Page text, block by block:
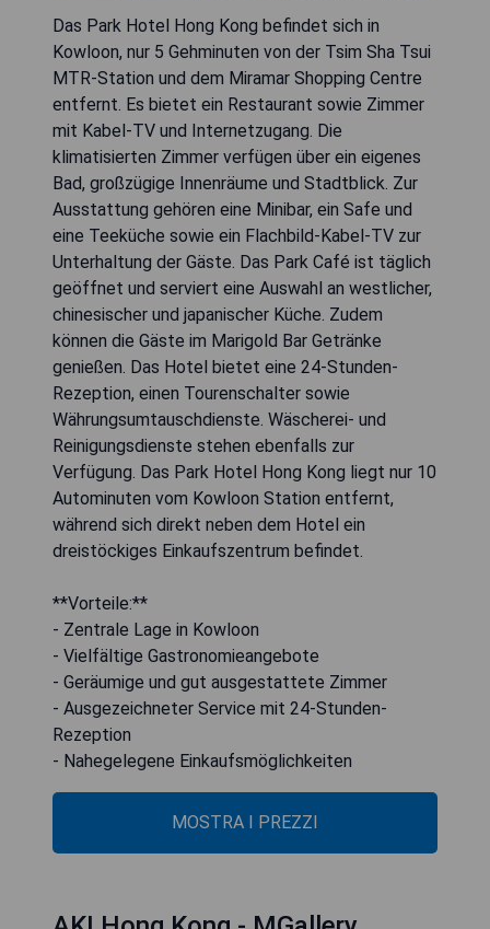
Das Park Hotel Hong Kong befindet sich in
Kowloon, nur 5 Gehminuten von der Tsim Sha Tsui
MTR-Station und dem Miramar Shopping Centre
entfernt. Es bietet ein Restaurant sowie Zimmer
mit Kabel-TV und Internetzugang. Die
klimatisierten Zimmer verfügen über ein eigenes
Bad, großzügige Innenräume und Stadtblick. Zur
Ausstattung gehören eine Minibar, ein Safe und
eine Teeküche sowie ein Flachbild-Kabel-TV zur
Unterhaltung der Gäste. Das Park Café ist täglich
geöffnet und serviert eine Auswahl an westlicher,
chinesischer und japanischer Küche. Zudem
können die Gäste im Marigold Bar Getränke
genießen. Das Hotel bietet eine 24-Stunden-
Rezeption, einen Tourenschalter sowie
Währungsumtauschdienste. Wäscherei- und
Reinigungsdienste stehen ebenfalls zur
Verfügung. Das Park Hotel Hong Kong liegt nur 10
Autominuten vom Kowloon Station entfernt,
während sich direkt neben dem Hotel ein
dreistöckiges Einkaufszentrum befindet.
**Vorteile:**
- Zentrale Lage in Kowloon
- Vielfältige Gastronomieangebote
- Geräumige und gut ausgestattete Zimmer
- Ausgezeichneter Service mit 24-Stunden-
Rezeption
- Nahegelegene Einkaufsmöglichkeiten
MOSTRA I PREZZI